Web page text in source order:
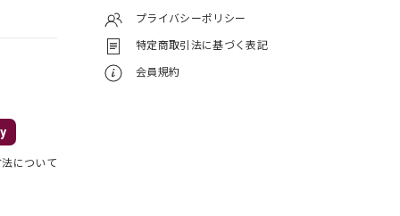
について
プライバシーポリシー
特定商取引法に基づく表記
会員規約